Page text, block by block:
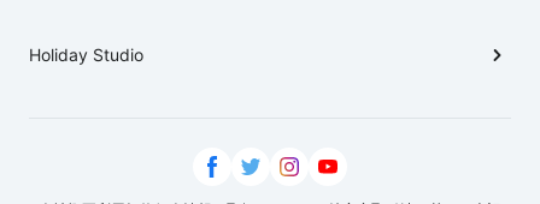
Holiday Studio